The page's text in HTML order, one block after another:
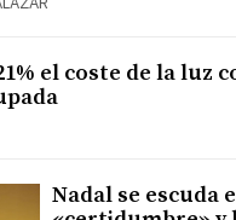
el coste de la luz
Nadal se escuda